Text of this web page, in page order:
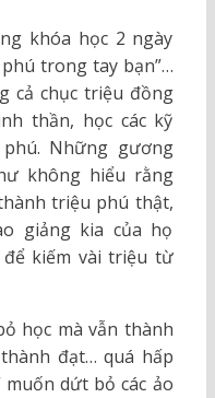
khóa học 2 ngày
trong tay bạn”…
cả chục triệu đồng
thần, học các kỹ
Những gương
không hiểu rằng
triệu phú thật,
giảng kia của họ
kiếm vài triệu từ
học mà vẫn thành
đạt… quá hấp
dứt bỏ các ảo